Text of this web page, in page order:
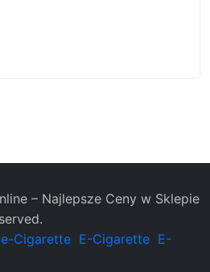
– Najlepsze Ceny w Sklepie
e-Cigarette E-Cigarette E-